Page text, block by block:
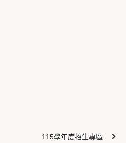
115學年度招生專區